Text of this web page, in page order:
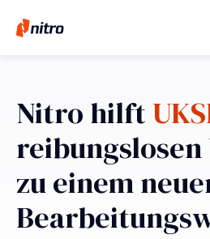
Nitro hilft
zu einem